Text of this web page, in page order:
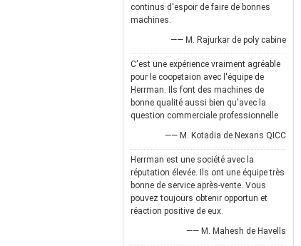
continus d'espoir de faire de bonnes
machines.
—— M. Rajurkar de poly cabine
C'est une expérience vraiment agréable
pour le coopetaion avec l'équipe de
Herrman. Ils font des machines de
bonne qualité aussi bien qu'avec la
question commerciale professionnelle
—— M. Kotadia de Nexans QICC
Herrman est une société avec la
réputation élevée. Ils ont une équipe très
bonne de service après-vente. Vous
pouvez toujours obtenir opportun et
réaction positive de eux.
—— M. Mahesh de Havells